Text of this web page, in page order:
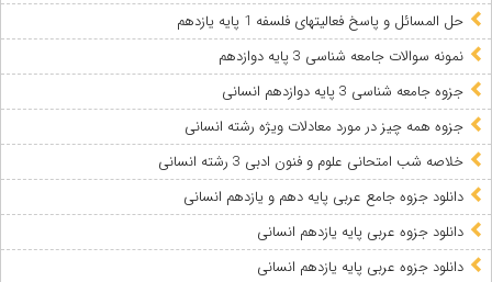
حل المسائل و پاسخ فعالیتهای فلسفه 1 پایه یازدهم
نمونه سوالات جامعه شناسی 3 پایه دوازدهم
جزوه جامعه شناسی 3 پایه دوازدهم انسانی
جزوه همه چیز در مورد معادلات ویژه رشته انسانی
خلاصه شب امتحانی علوم و فنون ادبی 3 رشته انسانی
دانلود جزوه جامع عربی پایه دهم و یازدهم انسانی
دانلود جزوه عربی پایه یازدهم انسانی
دانلود جزوه عربی پایه یازدهم انسانی